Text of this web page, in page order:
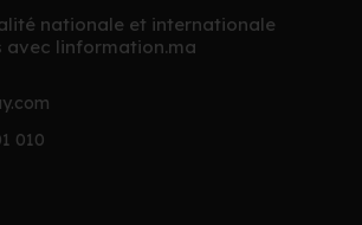
nationale et internationale
avec linformation.ma
010